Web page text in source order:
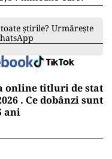
știrile? Urmărește
online titluri de stat
. Ce dobânzi sunt
ani